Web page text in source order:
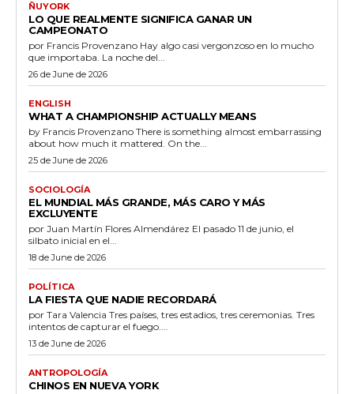
ÑUYORK
LO QUE REALMENTE SIGNIFICA GANAR UN
CAMPEONATO
por Francis Provenzano Hay algo casi vergonzoso en lo mucho
que importaba. La noche del...
26 de June de 2026
ENGLISH
WHAT A CHAMPIONSHIP ACTUALLY MEANS
by Francis Provenzano There is something almost embarrassing
about how much it mattered. On the...
25 de June de 2026
SOCIOLOGÍA
EL MUNDIAL MÁS GRANDE, MÁS CARO Y MÁS
EXCLUYENTE
por Juan Martín Flores Almendárez El pasado 11 de junio, el
silbato inicial en el...
18 de June de 2026
POLÍTICA
LA FIESTA QUE NADIE RECORDARÁ
por Tara Valencia Tres países, tres estadios, tres ceremonias. Tres
intentos de capturar el fuego....
13 de June de 2026
ANTROPOLOGÍA
CHINOS EN NUEVA YORK